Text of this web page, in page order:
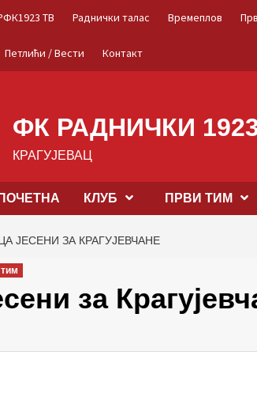
ТВ Раднички талас Времеплов
Петлићи / Вести Контакт
ФК РАДНИЧКИ
КРАГУЈЕВАЦ
ПОЧЕТНА КЛУБ ПРВИ ТИМ
ЈЕСЕНИ ЗА КРАГУЈЕВЧАНЕ
за